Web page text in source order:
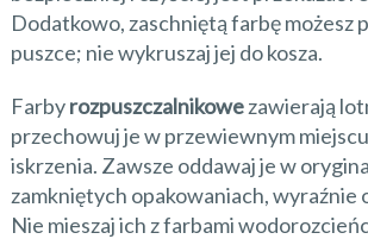
Dodatkowo, zaschniętą farbę możesz
puszce; nie wykruszaj jej do kosza.
Farbyrozpuszczalnikowezawierają
przechowuj je w przewiewnym
iskrzenia. Zawsze oddawaj je w
zamkniętych opakowaniach, wyraźnie
Nie mieszaj ich z farbami